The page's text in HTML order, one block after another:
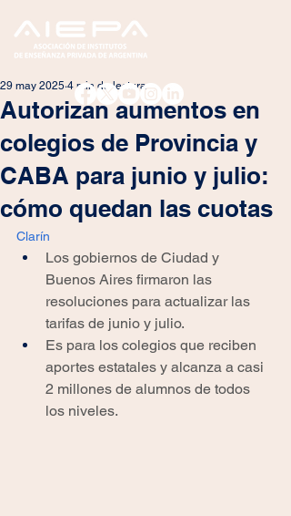
Autorizan aumentos en
colegios de Provincia y
CABA para junio y julio:
cómo quedan las cuotas
29 may 2025 4 min de lectura
Clarín
Los gobiernos de Ciudad y
Buenos Aires firmaron las
resoluciones para actualizar las
tarifas de junio y julio.
Es para los colegios que reciben
aportes estatales y alcanza a casi
2 millones de alumnos de todos
los niveles.